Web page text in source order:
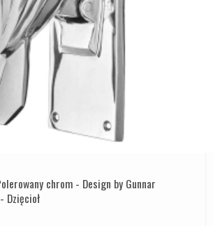
chrom - Design by Gunnar
Dzięcioł